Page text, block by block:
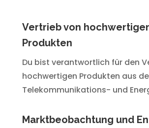
Vertrieb von
Produkten
Du bist verantwortlich für den
hochwertigen Produkten aus
Telekommunikations- und
Marktbeobachtung und